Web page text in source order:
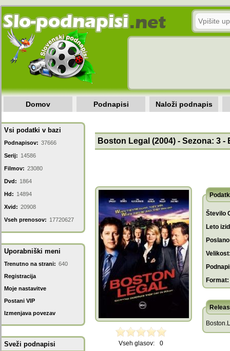
Domov Podnapisi Naloži podnapis
Vsi podatki v bazi
Podnapisov: 37666
Serij: 14586
Filmov: 23080
Dvd: 1864
Hd: 14894
Xvid: 20908
Vseh prenosov: 17720627
Uporabniški meni
Trenutno na strani: 640
Registracija
Moje nastavitve
Postani VIP
Izmenjava povezav
Sveži podnapisi
Boston Legal (2004) - Sezona: 3 -
Vseh glasov: 0
Število
Leto
Format: